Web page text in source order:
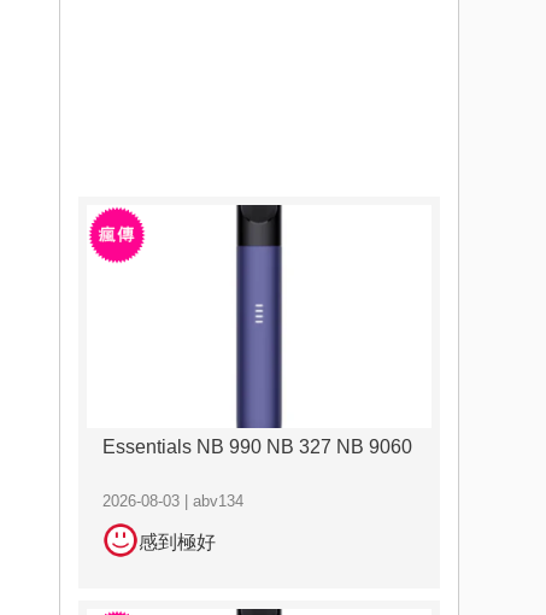
Essentials NB 990 NB 327 NB 9060
2026-08-03 | abv134
感到極好